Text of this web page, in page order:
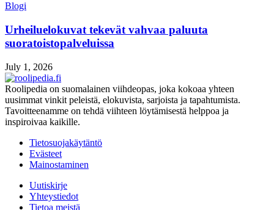
Blogi
Urheiluelokuvat tekevät vahvaa paluuta
suoratoistopalveluissa
July 1, 2026
Roolipedia on suomalainen viihdeopas, joka kokoaa yhteen
uusimmat vinkit peleistä, elokuvista, sarjoista ja tapahtumista.
Tavoitteenamme on tehdä viihteen löytämisestä helppoa ja
inspiroivaa kaikille.
Tietosuojakäytäntö
Evästeet
Mainostaminen
Uutiskirje
Yhteystiedot
Tietoa meistä